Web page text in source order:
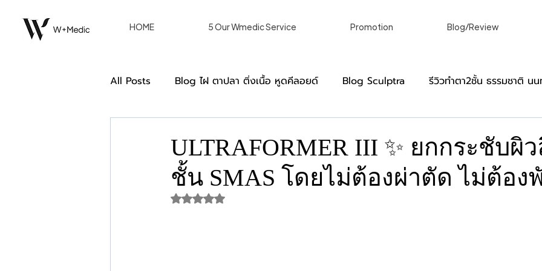
HOME 5 Our Wmedic Service Promotion Blog/Review
All Posts Blog ไฝ ตาปลา ติ่งเนื้อ หูดคีลอยด์ Blog Sculptra รีวิวทําตา2ชั้น ธรรมชาติ น
การรักษาของผู้หญิงด้วยวิธีเลเซอร์ เลเซอร์ขน กําจัดขนถาวร เลเซอร์ถาวร เลเซอร์ผิวหนังแ
ULTRAFORMER III ✨ ยกกระชับผิ
ชั้น SMAS โดยไม่ต้องผ่าตัด ไม่ต้อง
ได้รับ NaN เต็ม 5 ดาว